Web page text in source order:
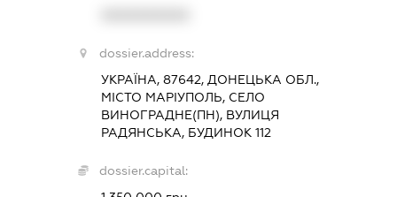
dossier.address:
УКРАЇНА, 87642, ДОНЕЦЬКА ОБЛ.,
МІСТО МАРІУПОЛЬ, СЕЛО
ВИНОГРАДНЕ(ПН), ВУЛИЦЯ
РАДЯНСЬКА, БУДИНОК 112
dossier.capital: